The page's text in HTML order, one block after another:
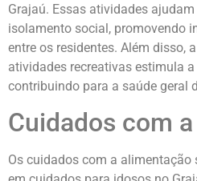
Grajaú. Essas atividades
isolamento social, promovendo
entre os residentes. Além disso,
atividades recreativas estimula
contribuindo para a saúde geral
Cuidados com
Os cuidados com a